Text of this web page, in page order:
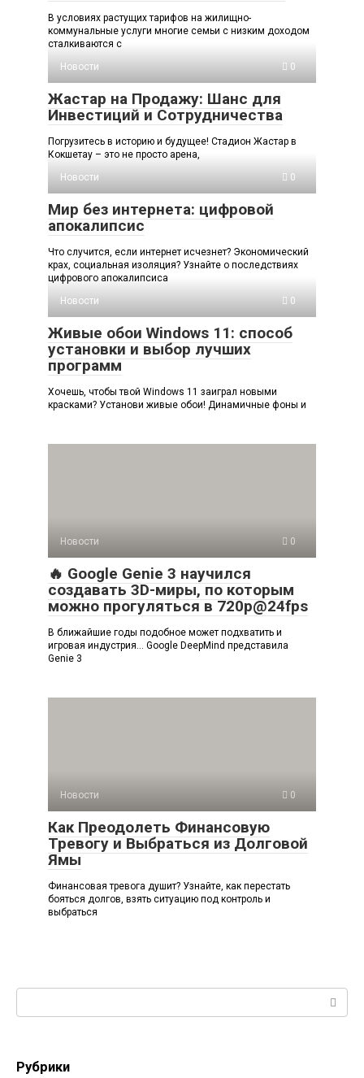
В условиях растущих тарифов на жилищно-
коммунальные услуги многие семьи с низким доходом
сталкиваются с
Новости
0
Жастар на Продажу: Шанс для
Инвестиций и Сотрудничества
Погрузитесь в историю и будущее! Стадион Жастар в
Кокшетау – это не просто арена,
Новости
0
Мир без интернета: цифровой
апокалипсис
Что случится, если интернет исчезнет? Экономический
крах, социальная изоляция? Узнайте о последствиях
цифрового апокалипсиса
Новости
0
Живые обои Windows 11: способ
установки и выбор лучших
программ
Хочешь, чтобы твой Windows 11 заиграл новыми
красками? Установи живые обои! Динамичные фоны и
Новости 0
🔥 Google Genie 3 научился
создавать 3D-миры, по которым
можно прогуляться в 720p@24fps
В ближайшие годы подобное может подхватить и
игровая индустрия… Google DeepMind представила
Genie 3
Новости 0
Как Преодолеть Финансовую
Тревогу и Выбраться из Долговой
Ямы
Финансовая тревога душит? Узнайте, как перестать
бояться долгов, взять ситуацию под контроль и
выбраться
Рубрики